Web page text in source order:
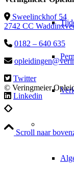
Sweelinckhof 54
2742 CC
0182 – 640 635
Twitter
Linkedin
© Veringmeier
Scroll naar